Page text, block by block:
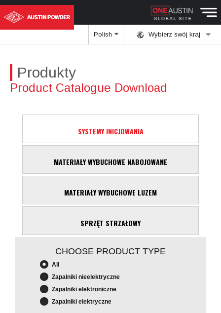
Wybierz swój kraj
Polish
Produkty
Product Catalogue Download